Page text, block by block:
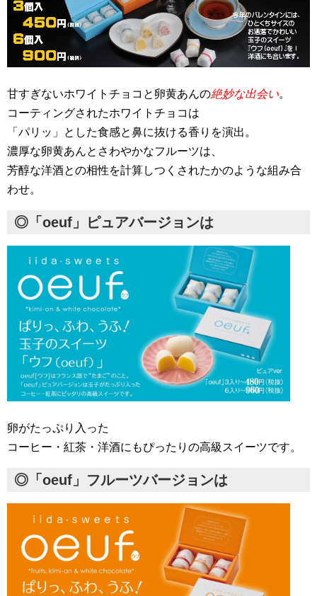
甘すぎないホワイトチョコと卵黄あんの絶妙な出会い。
コーティングされたホワイトチョコは
「パリッ」とした食感と鼻に抜ける香りを演出。
濃厚な卵黄あんとさわやかなフルーツは、
芳醇な洋酒との相性を計算しつくされたかのような組み合
わせ。
◎「oeuf」ピュアバージョンは
卵がたっぷり入った
コーヒー・紅茶・洋酒にもぴったりの高級スイーツです。
◎「oeuf」フルーツバージョンは